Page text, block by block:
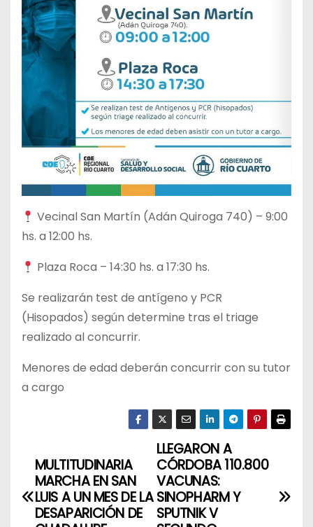
Vecinal San Martín (Adán Quiroga 740) – 9:00
hs. a 12:00 hs.
Plaza Roca – 14:30 hs. a 17:30 hs.
Se realizarán test de antígeno y PCR
(Hisopados) según determine tras el triage
realizado al concurrir.
Menores de edad deberán concurrir con su tutor
a cargo
N
a
LLEGARON A
CÓRDOBA 110.800
VACUNAS:
SINOPHARM Y
SPUTNIK V
MULTITUDINARIA
MARCHA EN SAN
LUIS A UN MES DE LA
DESAPARICIÓN DE